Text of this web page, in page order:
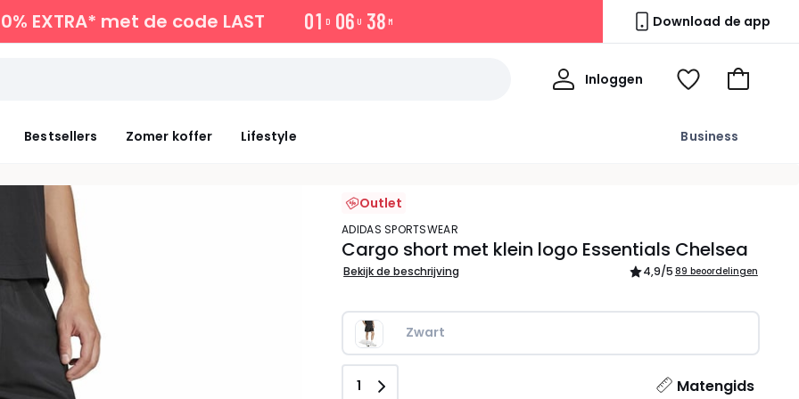
EXTRA* met de code LAST 01 D 06 U 38 M Download de app
Bestsellers Zomer koffer Lifestyle Business
Inloggen
Mijn
Kijk
Naar
Outlet
ADIDAS SPORTSWEAR
Cargo short met klein logo Essentials Chelsea
Bekijk de beschrijving 4,9/5 89 beoordelingen
Zwart
Matengids
Aantal
1